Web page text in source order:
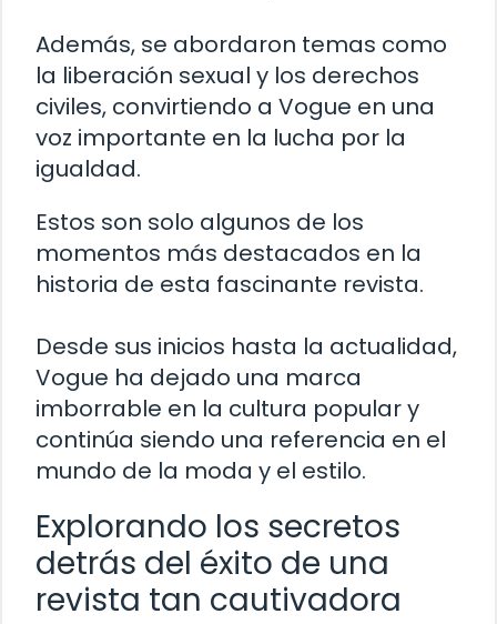
Además, se abordaron temas como
la liberación sexual y los derechos
civiles, convirtiendo a Vogue en una
voz importante en la lucha por la
igualdad.
Estos son solo algunos de los
momentos más destacados en la
historia de esta fascinante revista.
Desde sus inicios hasta la actualidad,
Vogue ha dejado una marca
imborrable en la cultura popular y
continúa siendo una referencia en el
mundo de la moda y el estilo.
Explorando los secretos
detrás del éxito de una
revista tan cautivadora